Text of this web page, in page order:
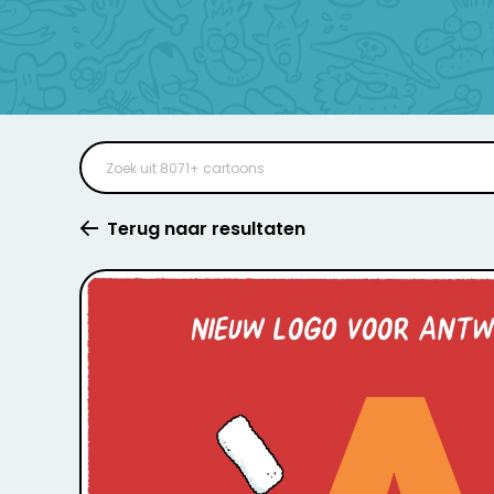
Terug naar resultaten